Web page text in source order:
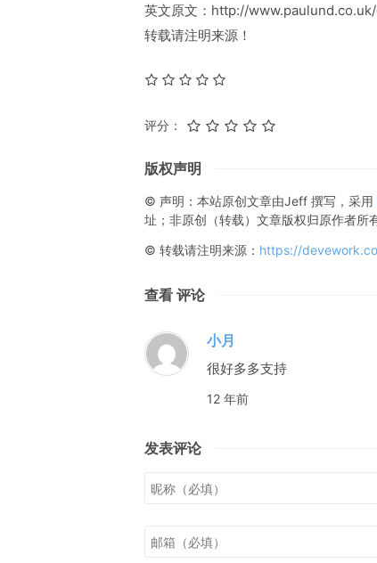
英文原文：http://
转载请注明来源！
评分：
版权声明
© 声明：本站原创文章由Jeff 撰写，采用
址；非原创（转载）文章版权归原作者所有
© 转载请注明来源： https://
查看 评论
小月
很好多多支持
12 年前
发表评论